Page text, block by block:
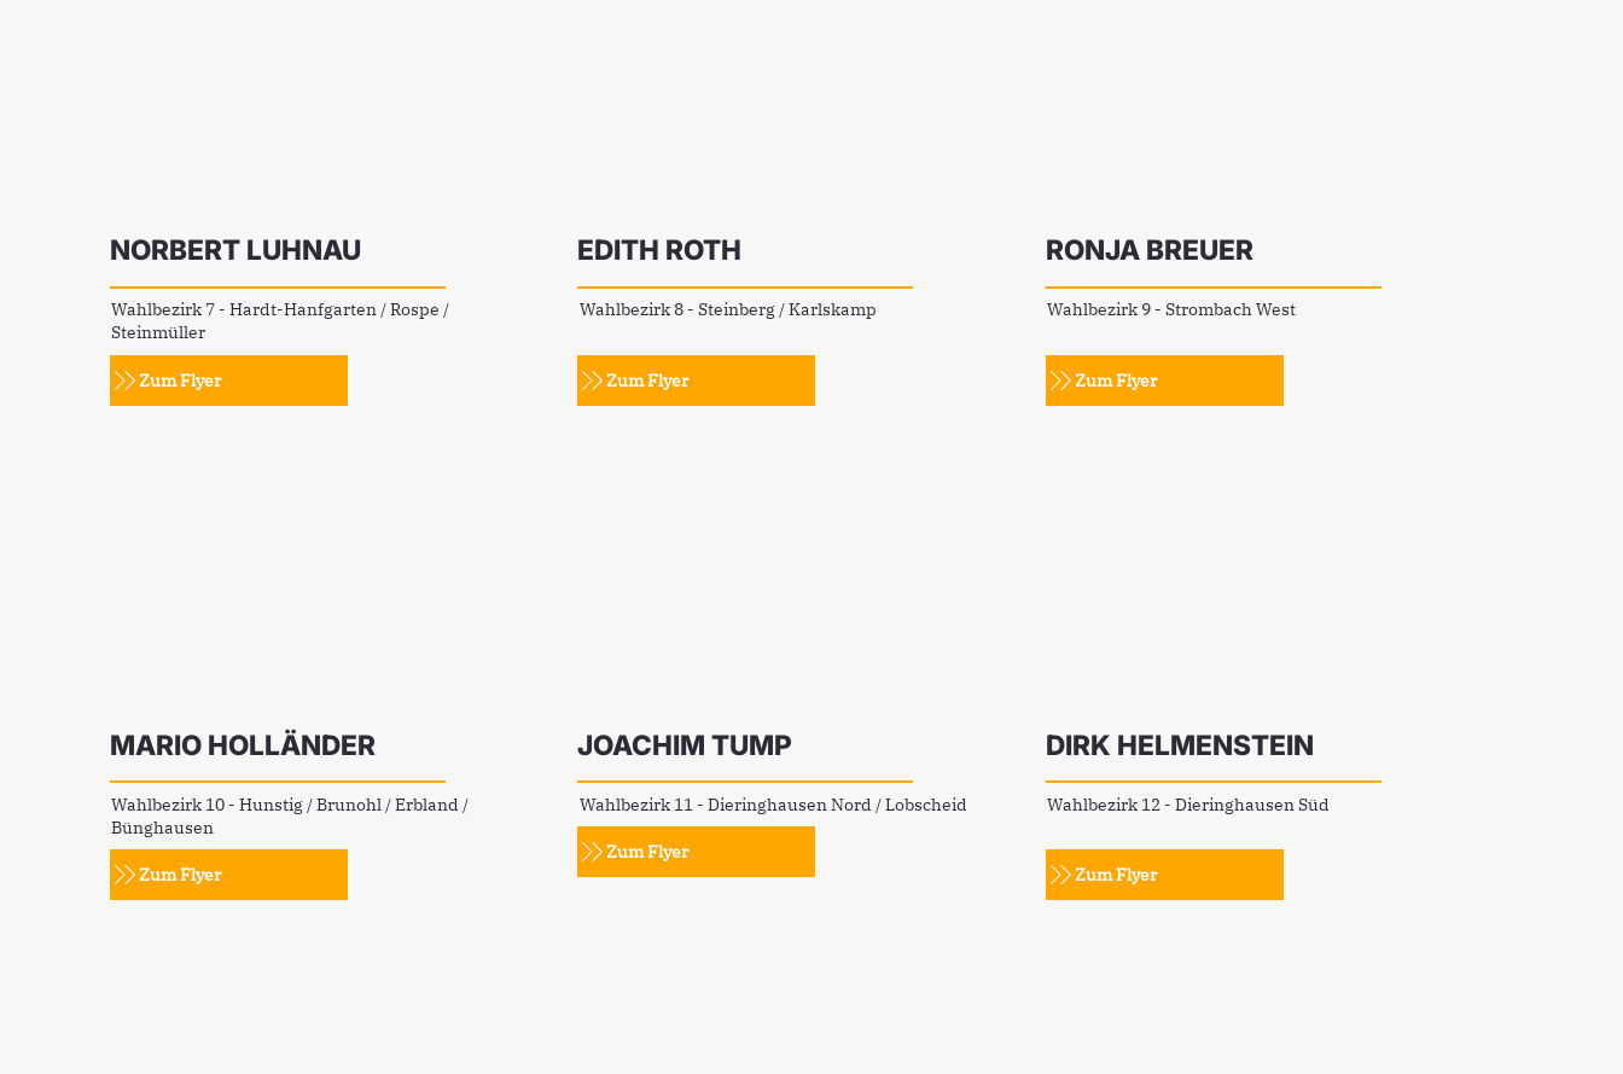
Zum Flyer
NORBERT LUHNAU
Wahlbezirk 7 - Hardt-Hanfgarten / Rospe /
Steinmüller
Zum Flyer
EDITH ROTH
Wahlbezirk 8 - Steinberg / Karlskamp
Zum Flyer
RONJA BREUER
Wahlbezirk 9 - Strombach West
Zum Flyer
MARIO HOLLÄNDER
Wahlbezirk 10 - Hunstig / Brunohl / Erbland /
Bünghausen
Zum Flyer
JOACHIM TUMP
Wahlbezirk 11 - Dieringhausen Nord / Lobscheid
Zum Flyer
DIRK HELMENSTEIN
Wahlbezirk 12 - Dieringhausen Süd